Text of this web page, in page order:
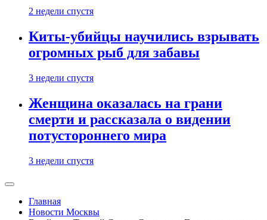
2 недели спустя
Киты-убийцы научились взрывать
огромных рыб для забавы
3 недели спустя
Женщина оказалась на грани
смерти и рассказала о видении
потустороннего мира
3 недели спустя
Главная
Новости Москвы